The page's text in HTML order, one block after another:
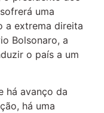
uma
a extrema direita
Bolsonaro, a
o país a um
há avanço da
há uma